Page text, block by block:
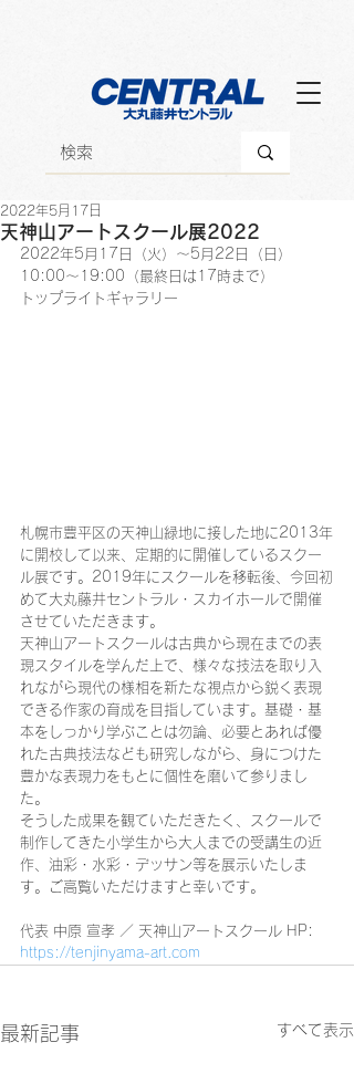
天神山アートスクール展2022
2022年5月17日
2022年5月17日（火）～5月22日（日）
10:00～19:00（最終日は17時まで）
トップライトギャラリー
札幌市豊平区の天神山緑地に接した地に2013年
に開校して以来、定期的に開催しているスクー
ル展です。2019年にスクールを移転後、今回初
めて大丸藤井セントラル・スカイホールで開催
させていただきます。
天神山アートスクールは古典から現在までの表
現スタイルを学んだ上で、様々な技法を取り入
れながら現代の様相を新たな視点から鋭く表現
できる作家の育成を目指しています。基礎・基
本をしっかり学ぶことは勿論、必要とあれば優
れた古典技法なども研究しながら、身につけた
豊かな表現力をもとに個性を磨いて参りまし
た。
そうした成果を観ていただきたく、スクールで
制作してきた小学生から大人までの受講生の近
作、油彩・水彩・デッサン等を展示いたしま
す。ご高覧いただけますと幸いです。
代表 中原 宣孝 ／ 天神山アートスクール HP:
https://tenjinyama-art.com
最新記事 すべて表示